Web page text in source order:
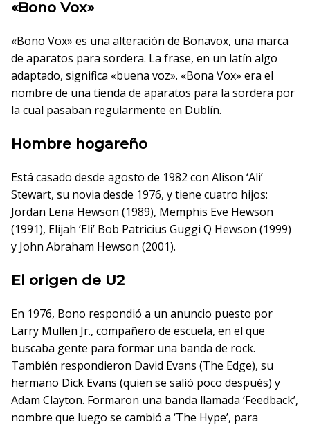
«Bono Vox»
«Bono Vox» es una alteración de Bonavox, una marca
de aparatos para sordera. La frase, en un latín algo
adaptado, significa «buena voz». «Bona Vox» era el
nombre de una tienda de aparatos para la sordera por
la cual pasaban regularmente en Dublín.
Hombre hogareño
Está casado desde agosto de 1982 con Alison ‘Ali’
Stewart, su novia desde 1976, y tiene cuatro hijos:
Jordan Lena Hewson (1989), Memphis Eve Hewson
(1991), Elijah ‘Eli’ Bob Patricius Guggi Q Hewson (1999)
y John Abraham Hewson (2001).
El origen de U2
En 1976, Bono respondió a un anuncio puesto por
Larry Mullen Jr., compañero de escuela, en el que
buscaba gente para formar una banda de rock.
También respondieron David Evans (The Edge), su
hermano Dick Evans (quien se salió poco después) y
Adam Clayton. Formaron una banda llamada ‘Feedback’,
nombre que luego se cambió a ‘The Hype’, para